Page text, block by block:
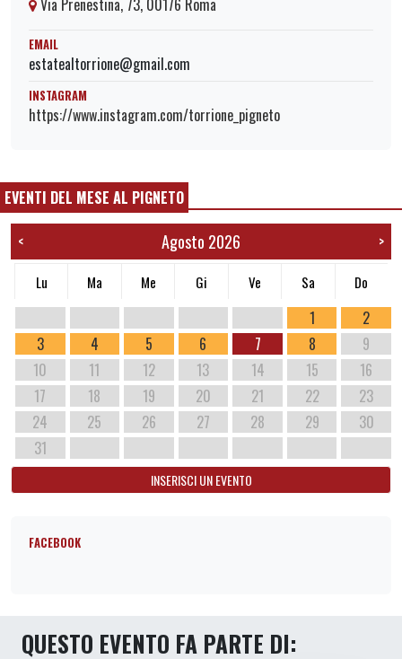
Via Prenestina, 73, 00176 Roma
EMAIL
estatealtorrione@gmail.com
INSTAGRAM
https://www.instagram.com/torrione_pigneto
EVENTI DEL MESE AL PIGNETO
< Agosto 2026 >
Lu Ma Me Gi Ve Sa Do
1
2
3
4 5 6 7 8
9
10
11 12 13 14 15
16
17
18 19 20 21 22
23
24
25 26 27 28 29
30
31
INSERISCI UN EVENTO
FACEBOOK
QUESTO EVENTO FA PARTE DI: